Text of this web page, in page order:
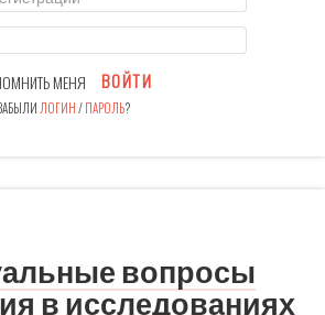
МЕНЯ ВОЙТИ
ЛОГИН/ПАРОЛЬ?
вопросы
в исследованиях